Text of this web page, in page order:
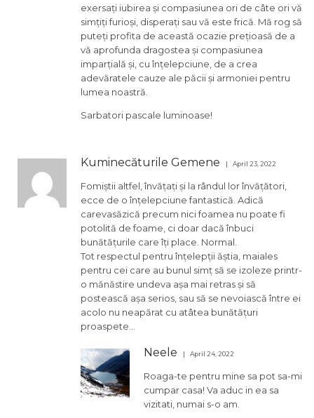
exersați iubirea și compasiunea ori de câte ori vă
simțiți furioși, disperați sau vă este frică. Mă rog să
puteți profita de această ocazie prețioasă de a
vă aprofunda dragostea și compasiunea
imparțială și, cu înțelepciune, de a crea
adevăratele cauze ale păcii și armoniei pentru
lumea noastră.
Sarbatori pascale luminoase!
Kuminecăturile Gemene April 23, 2022
Fomiștii altfel, învățați și la rândul lor învățători,
ecce de o înțelepciune fantastică. Adică
carevasăzică precum nici foamea nu poate fi
potolită de foame, ci doar dacă înbuci
bunătățurile care îți place. Normal.
Tot respectul pentru înțelepții ăștia, maiales
pentru cei care au bunul simț să se izoleze printr-
o mănăstire undeva așa mai retras și să
postească așa serios, sau să se nevoiască între ei
acolo nu neapărat cu atâtea bunătățuri
proaspete…
Neele April 24, 2022
Roaga-te pentru mine sa pot sa-mi
cumpar casa! Va aduc in ea sa
vizitati, numai s-o am.